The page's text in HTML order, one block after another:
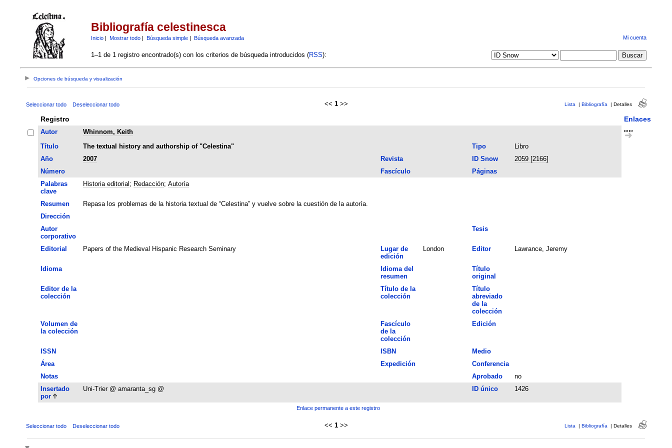
Bibliografía celestinesca
Inicio| Mostrar todo| Búsqueda simple| Búsqueda avanzada Mi cuenta
1–1 de 1 registro encontrado(s) con los criterios de búsqueda introducidos (RSS):
Opciones de búsqueda y visualización
Seleccionar todo Deseleccionar todo << 1 >> Lista | Bibliografía | Detalles
Registro Enlaces
Autor
Whinnom, Keith
Título
The textual history and authorship of "Celestina" Tipo
Libro
Año
2007 Revista ID Snow
2059 [2166]
Número
Fascículo
Páginas
Palabras
clave
Historia editorial ; Redacción; Autoría
Resumen
Repasa los problemas de la historia textual de “Celestina” y vuelve sobre la cuestión de la autoría.
Dirección
Autor
corporativo
Tesis
Editorial Papers of the Medieval Hispanic Research Seminary
Lugar de
edición
London Editor Lawrance, Jeremy
Idioma
Idioma del
resumen
Título
original
Editor de la
colección
Título de la
colección
Título
abreviado
de la
colección
Volumen de
la colección
Fascículo
de la
colección
Edición
ISSN ISBN
Medio
Área
Expedición
Conferencia
Notas
Aprobado
no
Insertado
por
Uni-Trier @ amaranta_sg @ ID único 1426
Enlace permanente a este registro
Seleccionar todo Deseleccionar todo << 1 >> Lista | Bibliografía | Detalles